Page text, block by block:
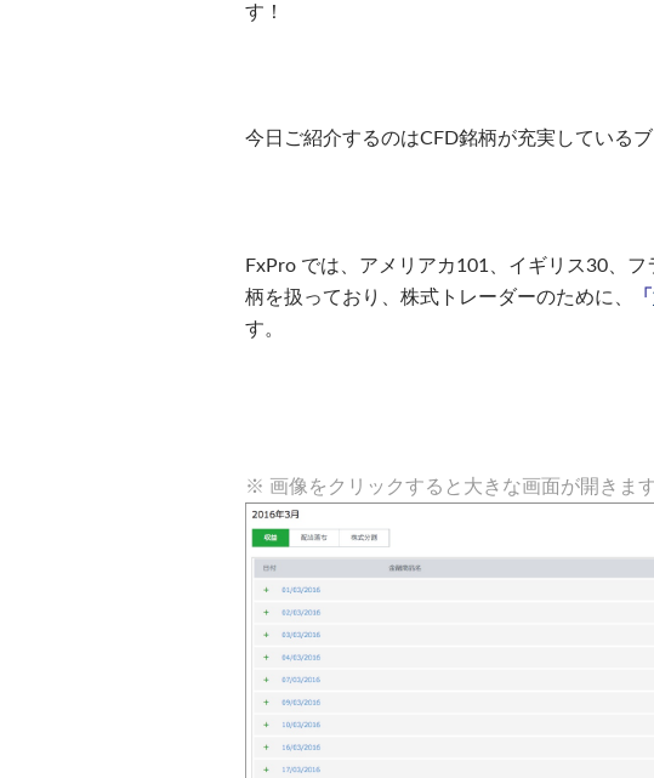
す！
今日ご紹介するのはCFD銘柄が充実しているブ
FxPro では、アメリアカ101、イギリス30、
柄を扱っており、株式トレーダーのために、
「
す。
※ 画像をクリックすると大きな画面が開きま